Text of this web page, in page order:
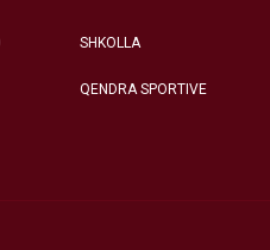
SHKOLLA
QENDRA SPORTIVE